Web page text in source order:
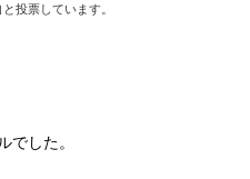
投票しています。
でした。